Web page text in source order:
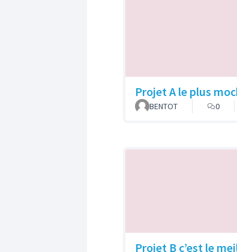
Projet A le plus
BENTOT 0
Projet B c’est le